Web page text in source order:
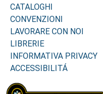
CATALOGHI
CONVENZIONI
LAVORARE CON NOI
LIBRERIE
INFORMATIVA PRIVACY
ACCESSIBILITÁ